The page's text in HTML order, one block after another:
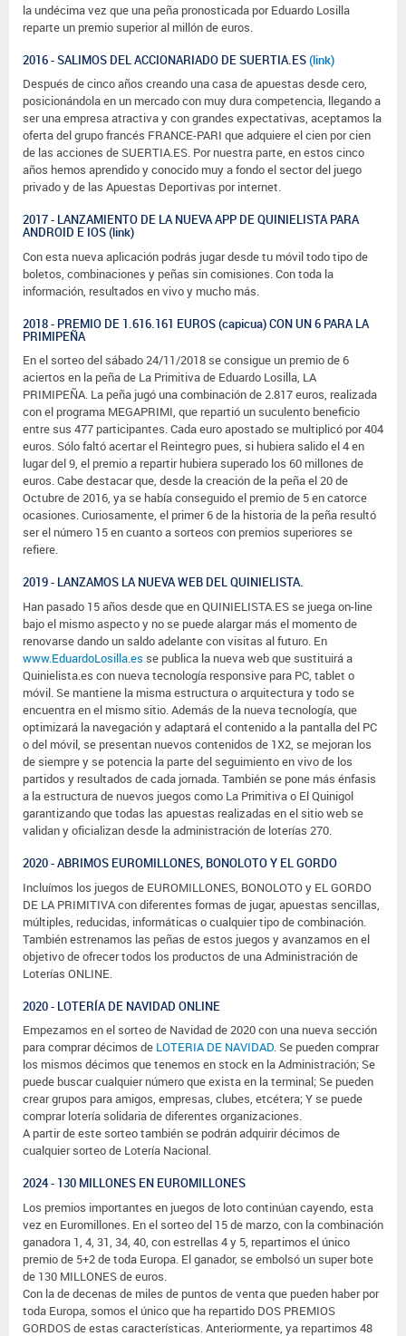
la undécima vez que una peña pronosticada por Eduardo Losilla
reparte un premio superior al millón de euros.
2016 - SALIMOS DEL ACCIONARIADO DE SUERTIA.ES (link)
Después de cinco años creando una casa de apuestas desde cero,
posicionándola en un mercado con muy dura competencia, llegando a
ser una empresa atractiva y con grandes expectativas, aceptamos la
oferta del grupo francés FRANCE-PARI que adquiere el cien por cien
de las acciones de SUERTIA.ES. Por nuestra parte, en estos cinco
años hemos aprendido y conocido muy a fondo el sector del juego
privado y de las Apuestas Deportivas por internet.
2017 - LANZAMIENTO DE LA NUEVA APP DE QUINIELISTA PARA
ANDROID E IOS (link)
Con esta nueva aplicación podrás jugar desde tu móvil todo tipo de
boletos, combinaciones y peñas sin comisiones. Con toda la
información, resultados en vivo y mucho más.
2018 - PREMIO DE 1.616.161 EUROS (capicua) CON UN 6 PARA
LA
PRIMIPEÑA
En el sorteo del sábado 24/11/2018 se consigue un premio de 6
aciertos en la peña de La Primitiva de Eduardo Losilla, LA
PRIMIPEÑA. La peña jugó una combinación de 2.817 euros, realizada
con el programa MEGAPRIMI, que repartió un suculento beneficio
entre sus 477 participantes. Cada euro apostado se multiplicó por 404
euros. Sólo faltó acertar el Reintegro pues, si hubiera salido el 4 en
lugar del 9, el premio a repartir hubiera superado los 60 millones de
euros. Cabe destacar que, desde la creación de la peña el 20 de
Octubre de 2016, ya se había conseguido el premio de 5 en catorce
ocasiones. Curiosamente, el primer 6 de la historia de la peña resultó
ser el número 15 en cuanto a sorteos con premios superiores se
refiere.
2019 - LANZAMOS LA NUEVA WEB DEL QUINIELISTA.
Han pasado 15 años desde que en QUINIELISTA.ES se juega on-line
bajo el mismo aspecto y no se puede alargar más el momento de
renovarse dando un saldo adelante con visitas al futuro. En
www.EduardoLosilla.es se publica la nueva web que sustituirá a
Quinielista.es con nueva tecnología responsive para PC, tablet o
móvil. Se mantiene la misma estructura o arquitectura y todo se
encuentra en el mismo sitio. Además de la nueva tecnología, que
optimizará la navegación y adaptará el contenido a la pantalla del PC
o del móvil, se presentan nuevos contenidos de 1X2, se mejoran los
de siempre y se potencia la parte del seguimiento en vivo de los
partidos y resultados de cada jornada. También se pone más énfasis
a la estructura de nuevos juegos como La Primitiva o El Quinigol
garantizando que todas las apuestas realizadas en el sitio web se
validan y oficializan desde la administración de loterías 270.
2020 - ABRIMOS EUROMILLONES, BONOLOTO Y EL GORDO
Incluímos los juegos de EUROMILLONES, BONOLOTO y EL GORDO
DE LA PRIMITIVA con diferentes formas de jugar, apuestas sencillas,
múltiples, reducidas, informáticas o cualquier tipo de combinación.
También estrenamos las peñas de estos juegos y avanzamos en el
objetivo de ofrecer todos los productos de una Administración de
Loterías ONLINE.
2020 - LOTERÍA DE NAVIDAD ONLINE
Empezamos en el sorteo de Navidad de 2020 con una nueva sección
para comprar décimos de LOTERIA DE NAVIDAD. Se pueden comprar
los mismos décimos que tenemos en stock en la Administración; Se
puede buscar cualquier número que exista en la terminal; Se pueden
crear grupos para amigos, empresas, clubes, etcétera; Y se puede
comprar lotería solidaria de diferentes organizaciones.
A partir de este sorteo también se podrán adquirir décimos de
cualquier sorteo de Lotería Nacional.
2024 - 130 MILLONES EN EUROMILLONES
Los premios importantes en juegos de loto continúan cayendo, esta
vez en Euromillones. En el sorteo del 15 de marzo, con la combinación
ganadora 1, 4, 31, 34, 40, con estrellas 4 y 5, repartimos el único
premio de 5+2 de toda Europa. El ganador, se embolsó un super bote
de 130 MILLONES de euros.
Con la de decenas de miles de puntos de venta que pueden haber por
toda Europa, somos el único que ha repartido DOS PREMIOS
GORDOS de estas características. Anteriormente, ya repartimos 48